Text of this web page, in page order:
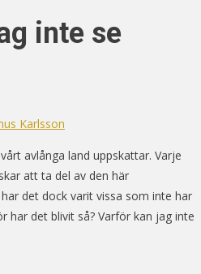
inte se
Karlsson
avlånga land uppskattar. Varje
att ta del av den här
det dock varit vissa som inte har
har det blivit så? Varför kan jag inte